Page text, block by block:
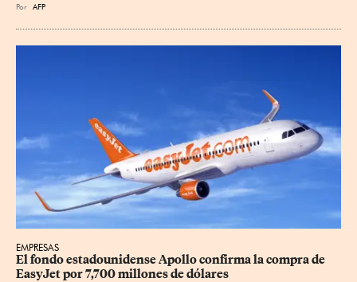
Por AFP
EMPRESAS
El fondo estadounidense Apollo confirma la compra de
EasyJet por 7,700 millones de dólares